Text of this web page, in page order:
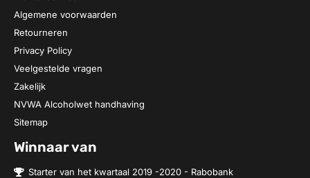
Algemene voorwaarden
Retourneren
Privacy Policy
Veelgestelde vragen
Zakelijk
NVWA Alcoholwet handhaving
Sitemap
Winnaar van
Starter van het kwartaal 2019 -2020 - Rabobank